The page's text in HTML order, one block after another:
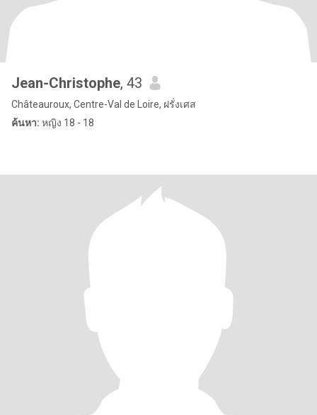
Jean-Christophe, 43
Châteauroux, Centre-Val de Loire, ฝรั่งเศส
ค้นหา: หญิง 18 - 18